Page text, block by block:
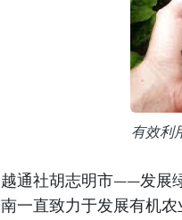
有效利
越通社胡志明市——发展
南一直致力于发展有机